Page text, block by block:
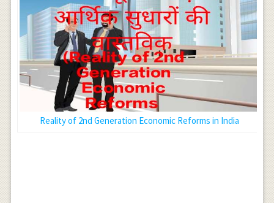
Reality of 2nd Generation Economic Reforms in India